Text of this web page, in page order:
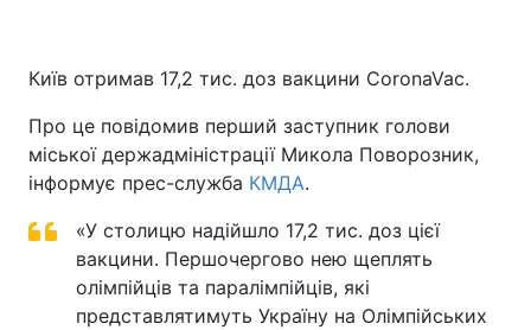
Київ отримав 17,2 тис. доз вакцини CoronaVac.
Про це повідомив перший заступник голови
міської держадміністрації Микола Поворозник,
інформує прес-служба КМДА.
«У столицю надійшло 17,2 тис. доз цієї
вакцини. Першочергово нею щеплять
олімпійців та паралімпійців, які
представлятимуть Україну на Олімпійських